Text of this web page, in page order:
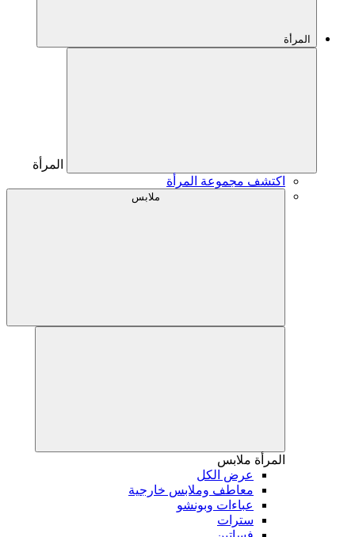
المرأة
المرأة
اكتشف مجموعة المرأة
ملابس
المرأة ملابس
عرض الكل
معاطف وملابس خارجية
عباءات وبونشو
سترات